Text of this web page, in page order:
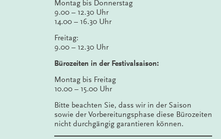
Montag bis Donnerstag
9.00 – 12.30 Uhr
14.00 – 16.30 Uhr
Freitag:
9.00 – 12.30 Uhr
Bürozeiten in der Festivalsaison:
Montag bis Freitag
10.00 – 15.00 Uhr
Bitte beachten Sie, dass wir in der Saison
sowie der Vorbereitungsphase diese Bürozeiten
nicht durchgängig garantieren können.